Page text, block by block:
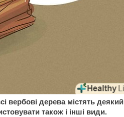
вербові дерева містять деякий
також і інші види.